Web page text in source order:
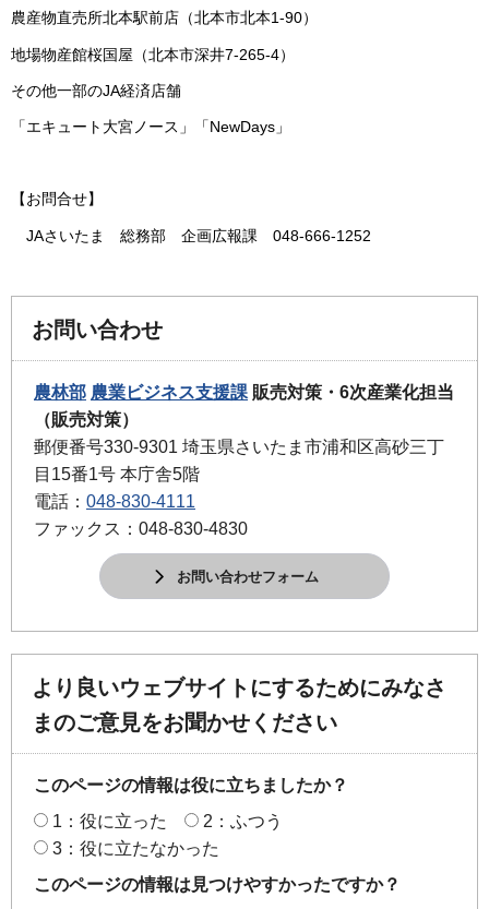
農産物直売所北本駅前店（北本市北本1-90）
地場物産館桜国屋（北本市深井7-265-4）
その他一部のJA経済店舗
「エキュート大宮ノース」「NewDays」
【お問合せ】
JAさいたま 総務部 企画広報課 048-666-1252
お問い合わせ
農林部 農業ビジネス支援課 販売対策・6次産業化担当
（販売対策）
郵便番号330-9301 埼玉県さいたま市浦和区高砂三丁
目15番1号 本庁舎5階
電話： 048-830-4111
ファックス：048-830-4830
お問い合わせフォーム
より良いウェブサイトにするためにみなさ
まのご意見をお聞かせください
このページの情報は役に立ちましたか？
1：役に立った
2：ふつう
3：役に立たなかった
このページの情報は見つけやすかったですか？